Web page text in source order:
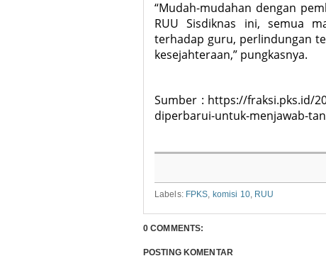
“Mudah-mudahan dengan
RUU Sisdiknas ini, semua
terhadap guru, perlindungan
kesejahteraan,” pungkasnya.
Sumber : https://fraksi.pks.id/
diperbarui-untuk-menjawab-
Labels: FPKS, komisi 10, RUU
0 COMMENTS:
POSTING KOMENTAR